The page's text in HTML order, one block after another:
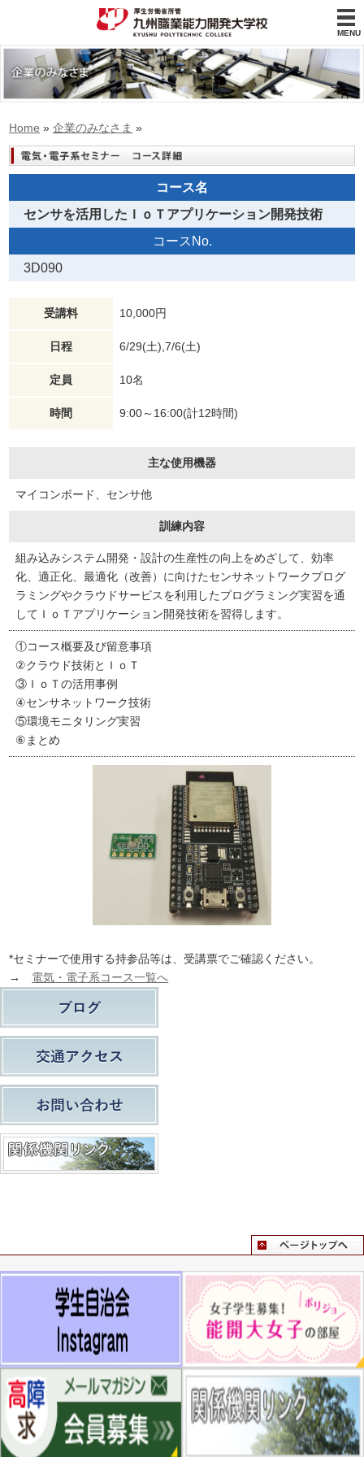
MENU
Home »企業のみなさま »
コース名
センサを活用したＩｏＴアプリケーション開発技術
コースNo.
3D090
受講料 10,000円
日程 6/29(土),7/6(土)
定員 10名
時間 9:00～16:00(計12時間)
主な使用機器
マイコンボード、センサ他
訓練内容
組み込みシステム開発・設計の生産性の向上をめざして、効率
化、適正化、最適化（改善）に向けたセンサネットワークプログ
ラミングやクラウドサービスを利用したプログラミング実習を通
してＩｏＴアプリケーション開発技術を習得します。
①コース概要及び留意事項
②クラウド技術とＩｏＴ
③ＩｏＴの活用事例
④センサネットワーク技術
⑤環境モニタリング実習
⑥まとめ
*セミナーで使用する持参品等は、受講票でご確認ください。
→ 電気・電子系コース一覧へ